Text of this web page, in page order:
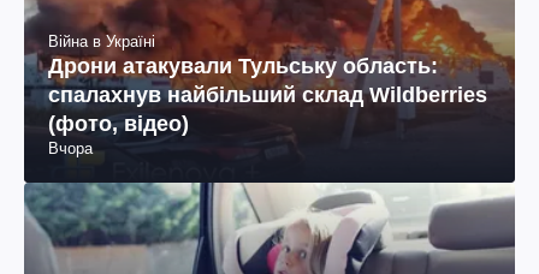
Війна в Україні
Дрони атакували Тульську область:
спалахнув найбільший склад Wildberries
(фото, відео)
Вчора